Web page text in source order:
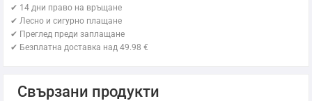
✔ 14 дни право на връщане
✔ Лесно и сигурно плащане
✔ Преглед преди заплащане
✔ Безплатна доставка над 49.98 €
Свързани продукти